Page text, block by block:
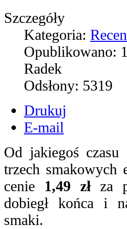
Szczegóły
Kategoria:
Opublikowano:
Radek
Odsłony: 5319
Drukuj
E-mail
Od jakiegoś
trzech smakowych
cenie 1,49 złza
dobiegł końca i
smaki.